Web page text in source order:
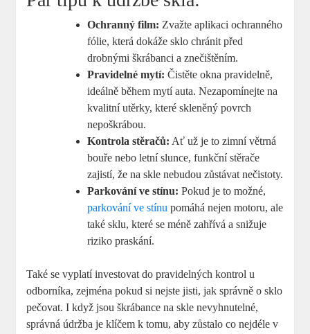
Ochranný film: Zvažte aplikaci ochranného
fólie, která dokáže sklo chránit před‌
drobnými škrábanci a ⁣znečištěním.
Pravidelné mytí: Čistěte okna pravidelně,
ideálně během mytí auta. Nezapomínejte​ na
kvalitní ​utěrky,​ které skleněný povrch
nepoškrábou.
Kontrola stěračů: Ať už je ⁣to zimní větrná
‌bouře nebo letní slunce, ⁤funkční stěrače
zajistí, že na skle nebudou zůstávat ‌nečistoty.
Parkování ve stínu: Pokud ⁤je to možné,
parkování ve stínu ‌ pomáhá nejen motoru,⁢ ale
také sklu,‌ které se méně zahřívá a snižuje
riziko ⁤praskání.
Také se ⁢vyplatí investovat do pravidelných kontrol u⁢
odborníka, zejména pokud si nejste jisti, jak správně o sklo
⁣pečovat. I když jsou škrábance na skle nevyhnutelné,
správná údržba je ⁤klíčem k tomu, aby zůstalo co nejdéle v